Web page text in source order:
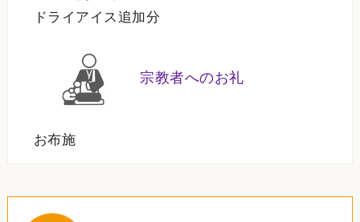
ドライアイス追加分
宗教者へのお礼
お布施